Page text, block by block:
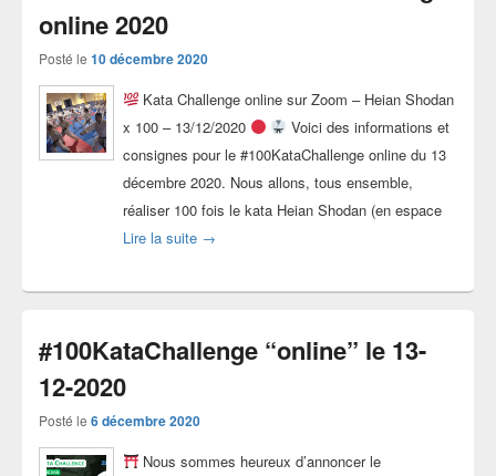
online 2020
Posté le 10 décembre 2020
Kata Challenge online sur Zoom – Heian Shodan
x 100 – 13/12/2020
Voici des informations et
consignes pour le #100KataChallenge online du 13
décembre 2020. Nous allons, tous ensemble,
réaliser 100 fois le kata Heian Shodan (en espace
Lire la suite Déroulement du 100 Kata Challenge online
→
#100KataChallenge “online” le 13-
12-2020
Posté le 6 décembre 2020
Nous sommes heureux d’annoncer le